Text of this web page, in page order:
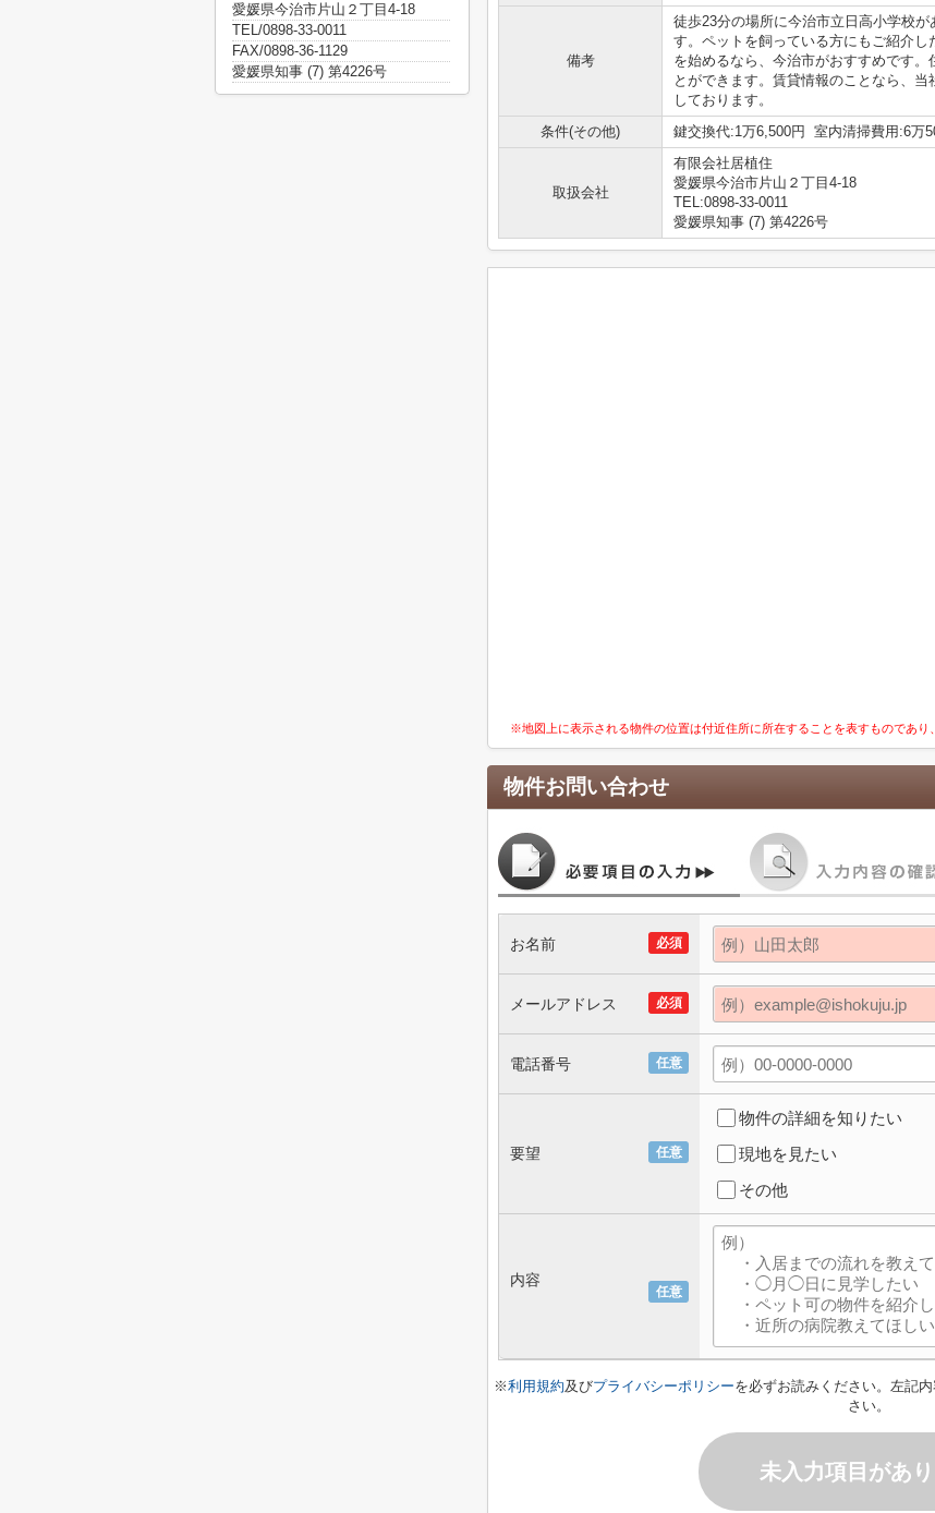
備考
徒歩23分の場所に今治市立日高小学校
す。ペットを飼っている方にもご紹介
を始めるなら、今治市がおすすめです
とができます。賃貸情報のことなら、
しております。
条件(その他)
鍵交換代:1万6,500円 室内清掃費用:6万
取扱会社
有限会社居植住
愛媛県今治市片山２丁目4-18
TEL:0898-33-0011
愛媛県知事 (7) 第4226号
※地図上に表示される物件の位置は付近住所に所在することを表すものであり
物件お問い合わせ
必須
お名前
必須
メールアドレス
任意
電話番号
任意
要望
物件の詳細を知りたい
現地を見たい
その他
任意
内容
※利用規約及びプライバシーポリシーを必ずお読みください。左記
さい。
未入力項目があ
愛媛県今治市片山２丁目4-18
TEL/0898-33-0011
FAX/0898-36-1129
愛媛県知事 (7) 第4226号